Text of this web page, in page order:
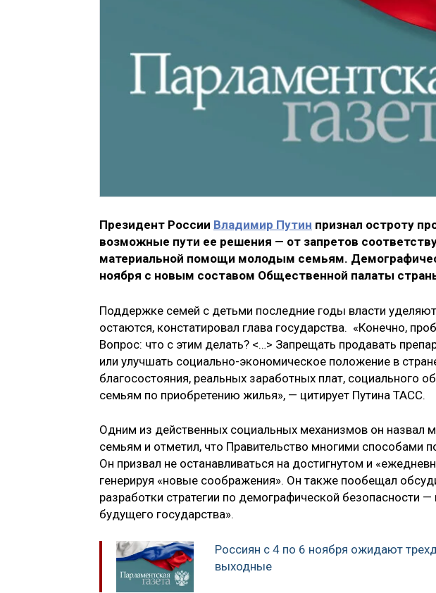
Президент России Владимир Путин признал остроту
возможные пути ее решения — от запретов
материальной помощи молодым семьям.
ноября с новым составом Общественной палаты
Поддержке семей с детьми последние годы власти
остаются, констатировал глава государства. «Конечно,
Вопрос: что с этим делать? <…> Запрещать продавать
или улучшать социально-экономическое положение в
благосостояния, реальных заработных плат, социального
семьям по приобретению жилья», — цитирует Путина ТАСС.
Одним из действенных социальных механизмов он
семьям и отметил, что Правительство многими способами
Он призвал не останавливаться на достигнутом и
генерируя «новые соображения». Он также пообещал
разработки стратегии по демографической безопасности
будущего государства».
Россиян с 4 по 6 ноября ожидают
выходные